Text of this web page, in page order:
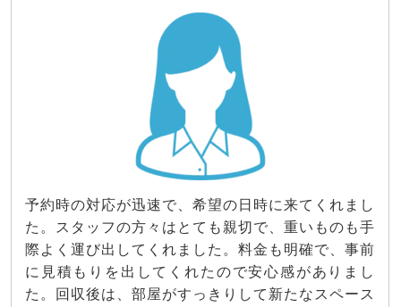
予約時の対応が迅速で、希望の日時に来てくれまし
た。スタッフの方々はとても親切で、重いものも手
際よく運び出してくれました。料金も明確で、事前
に見積もりを出してくれたので安心感がありまし
た。回収後は、部屋がすっきりして新たなスペース